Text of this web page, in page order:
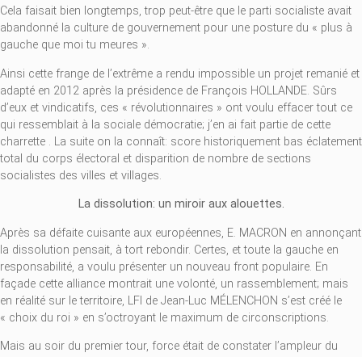
Cela faisait bien longtemps, trop peut-être que le parti socialiste avait
abandonné la culture de gouvernement pour une posture du « plus à
gauche que moi tu meures ».
Ainsi cette frange de l’extrême a rendu impossible un projet remanié et
adapté en 2012 après la présidence de François HOLLANDE. Sûrs
d’eux et vindicatifs, ces « révolutionnaires » ont voulu effacer tout ce
qui ressemblait à la sociale démocratie; j’en ai fait partie de cette
charrette . La suite on la connaît: score historiquement bas éclatement
total du corps électoral et disparition de nombre de sections
socialistes des villes et villages.
La dissolution: un miroir aux alouettes.
Après sa défaite cuisante aux européennes, E. MACRON en annonçant
la dissolution pensait, à tort rebondir. Certes, et toute la gauche en
responsabilité, a voulu présenter un nouveau front populaire. En
façade cette alliance montrait une volonté, un rassemblement; mais
en réalité sur le territoire, LFI de Jean-Luc MÉLENCHON s’est créé le
« choix du roi » en s’octroyant le maximum de circonscriptions.
Mais au soir du premier tour, force était de constater l’ampleur du